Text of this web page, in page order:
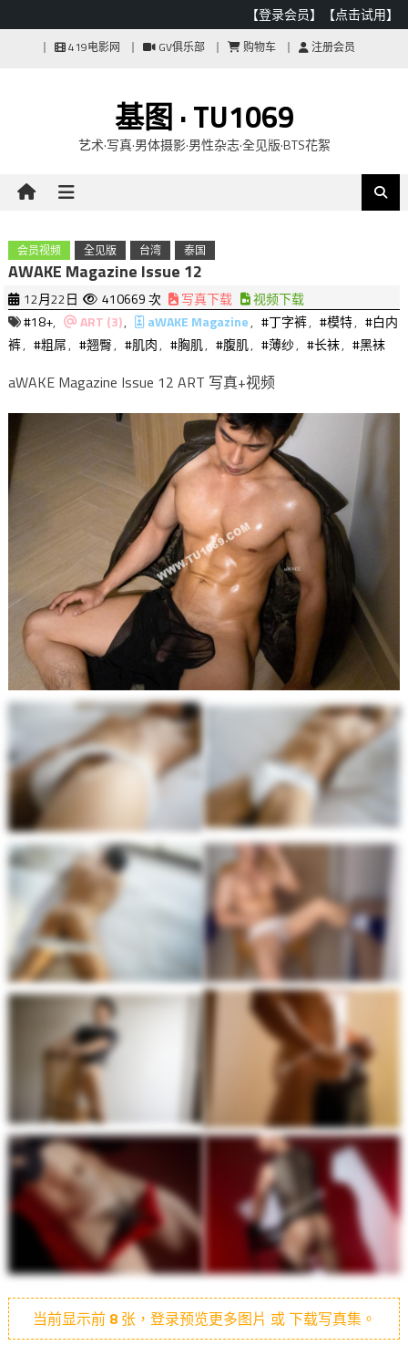
【登录会员】 【点击试用】
419电影网 GV俱乐部 购物车 注册会员
基图 · TU1069
艺术·写真·男体摄影·男性杂志·全见版·BTS花絮
会员视频 全见版 台湾 泰国
AWAKE Magazine Issue 12
12月22日 410669 次 写真下载
视频下载
#18+, ART (3), aWAKE Magazine, #丁字裤, #模特, #白内
裤, #粗屌, #翘臀, #肌肉, #胸肌, #腹肌, #薄纱, #长袜, #黑袜
aWAKE Magazine Issue 12 ART 写真+视频
当前显示前 8张，登录预览更多图片 或 下载写真集。